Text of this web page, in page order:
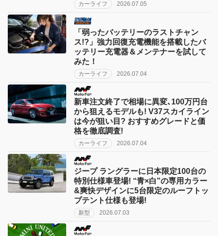
カーライフ 2026.07.05
「弱ったバッテリーのラストチャン
ス!?」強力回復充電機能を搭載したバ
ッテリー充電器＆メンテナーを試して
みた！
カーライフ 2026.07.04
新車注文終了で相場に異変､100万円台
から狙えるモデルも! V37スカイライン
は今が狙い目? おすすめグレードと価
格を徹底調査!
カーライフ 2026.07.04
ジープ ラングラーに日本限定100台の
特別仕様車登場! “青×白”の専用カラー
&爽快デザインに5台限定のルーフトッ
プテント仕様も登場!
新型 2026.07.03